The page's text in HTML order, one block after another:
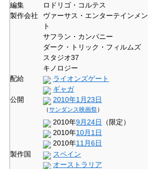
編集
ロドリゴ・コルテス
製作会社
ヴァーサス・エンターテインメン
ト
サフラン・カンパニー
ダーク・トリック・フィルムズ
スタジオ37
キノロジー
配給
ライオンズゲート
ギャガ
公開
2010年1月23日
（サンダンス映画祭）
2010年9月24日
（限定）
2010年10月1日
2010年11月6日
製作国
スペイン
オーストラリア